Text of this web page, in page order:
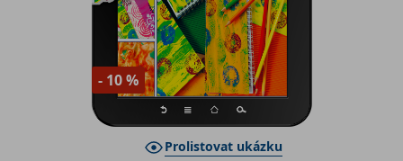
- 10 %
Prolistovat ukázku